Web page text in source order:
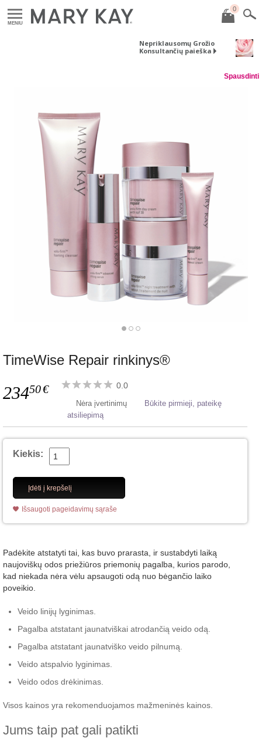
MENIU
0
Nepriklausomų Grožio
Konsultančių paieška
Spausdinti
TimeWise Repair rinkinys®
23450€ 0.0
Nėra įvertinimų
Būkite pirmieji, pateikę
atsiliepimą
Kiekis:
Įdėti į krepšelį
Išsaugoti pageidavimų sąraše
Padėkite atstatyti tai, kas buvo prarasta, ir sustabdyti laiką
naujoviškų odos priežiūros priemonių pagalba, kurios parodo,
kad niekada nėra vėlu apsaugoti odą nuo bėgančio laiko
poveikio.
Veido linijų lyginimas.
Pagalba atstatant jaunatviškai atrodančią veido odą.
Pagalba atstatant jaunatviško veido pilnumą.
Veido atspalvio lyginimas.
Veido odos drėkinimas.
Visos kainos yra rekomenduojamos mažmeninės kainos.
Jums taip pat gali patikti